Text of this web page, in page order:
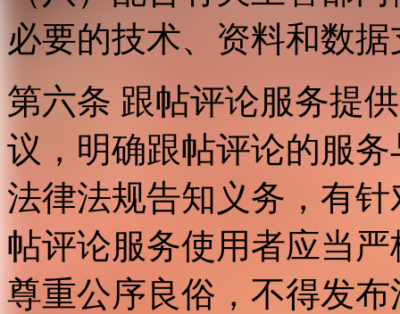
必要的技术、资料和数
第六条 跟帖评论服务提
议，明确跟帖评论的服
法律法规告知义务，有
帖评论服务使用者应当
尊重公序良俗，不得发